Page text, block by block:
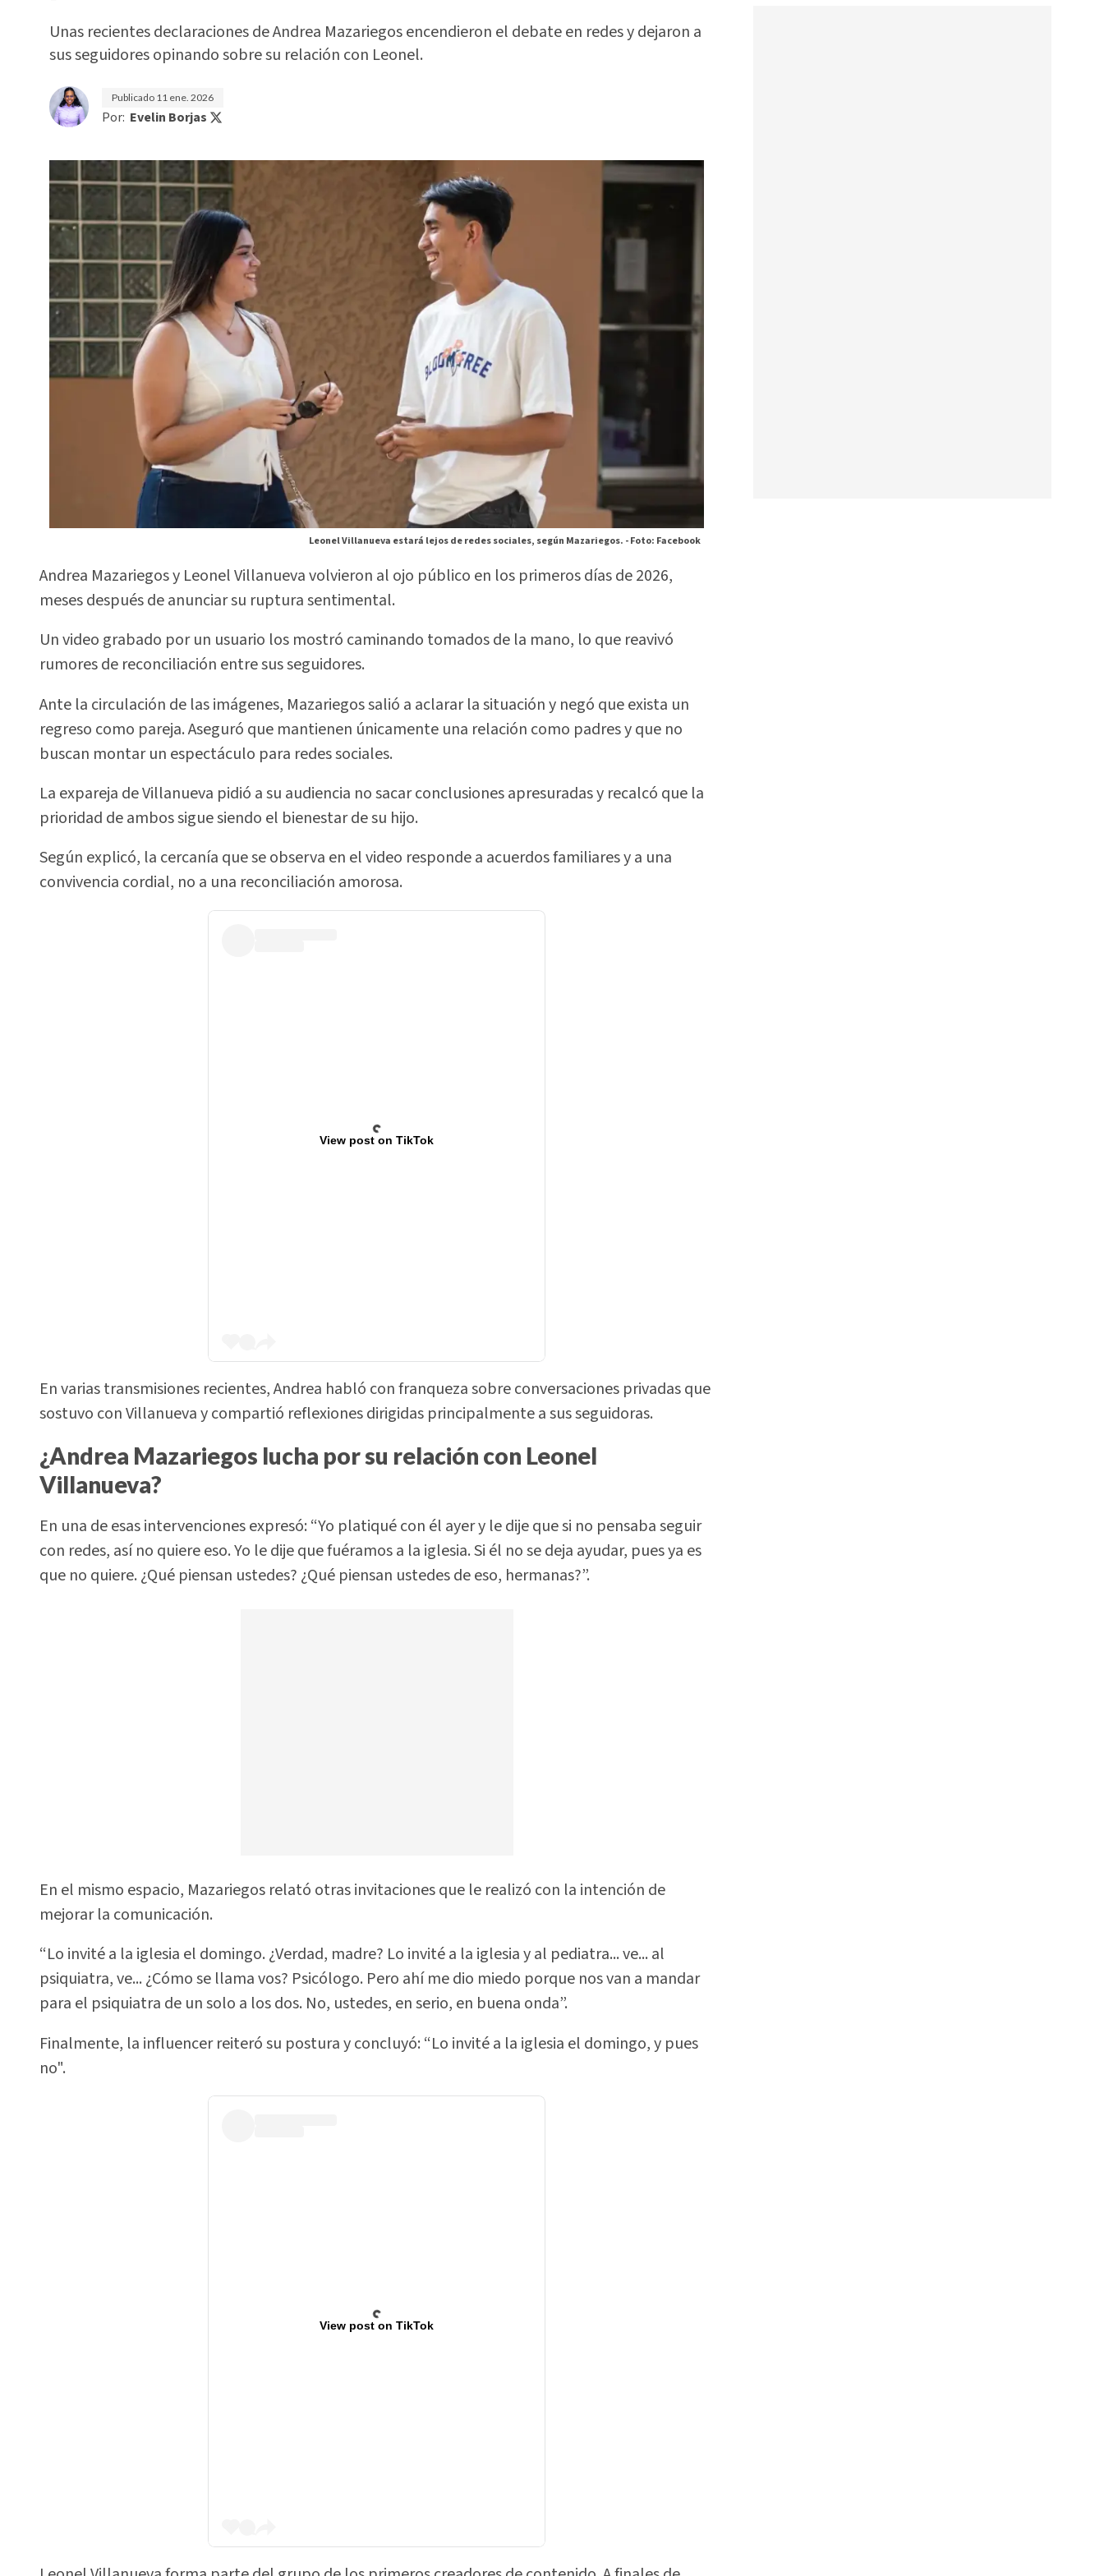
Unas recientes declaraciones de Andrea Mazariegos encendieron el debate en redes y dejaron a
sus seguidores opinando sobre su relación con Leonel.
Publicado 11 ene. 2026
Por: Evelin Borjas
Leonel Villanueva estará lejos de redes sociales, según Mazariegos. -Foto: Facebook
Andrea Mazariegos y Leonel Villanueva volvieron al ojo público en los primeros días de 2026,
meses después de anunciar su ruptura sentimental.
Un video grabado por un usuario los mostró caminando tomados de la mano, lo que reavivó
rumores de reconciliación entre sus seguidores.
Ante la circulación de las imágenes, Mazariegos salió a aclarar la situación y negó que exista un
regreso como pareja. Aseguró que mantienen únicamente una relación como padres y que no
buscan montar un espectáculo para redes sociales.
La expareja de Villanueva pidió a su audiencia no sacar conclusiones apresuradas y recalcó que la
prioridad de ambos sigue siendo el bienestar de su hijo.
Según explicó, la cercanía que se observa en el video responde a acuerdos familiares y a una
convivencia cordial, no a una reconciliación amorosa.
View post on TikTok
En varias transmisiones recientes, Andrea habló con franqueza sobre conversaciones privadas que
sostuvo con Villanueva y compartió reflexiones dirigidas principalmente a sus seguidoras.
¿Andrea Mazariegos lucha por su relación con Leonel
Villanueva?
En una de esas intervenciones expresó: “Yo platiqué con él ayer y le dije que si no pensaba seguir
con redes, así no quiere eso. Yo le dije que fuéramos a la iglesia. Si él no se deja ayudar, pues ya es
que no quiere. ¿Qué piensan ustedes? ¿Qué piensan ustedes de eso, hermanas?”.
En el mismo espacio, Mazariegos relató otras invitaciones que le realizó con la intención de
mejorar la comunicación.
“Lo invité a la iglesia el domingo. ¿Verdad, madre? Lo invité a la iglesia y al pediatra... ve... al
psiquiatra, ve... ¿Cómo se llama vos? Psicólogo. Pero ahí me dio miedo porque nos van a mandar
para el psiquiatra de un solo a los dos. No, ustedes, en serio, en buena onda”.
Finalmente, la influencer reiteró su postura y concluyó: “Lo invité a la iglesia el domingo, y pues
no".
View post on TikTok